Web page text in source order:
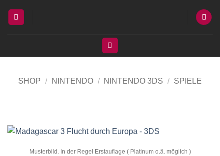
Inhalt
SHOP / NINTENDO / NINTENDO 3DS / SPIELE
Musterbild. In der Regel Erstauflage ( Platinum o.ä. möglich )